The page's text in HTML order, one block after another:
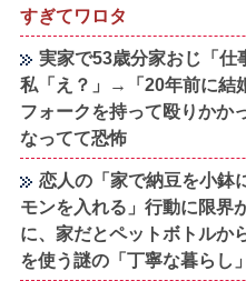
すぎてワロタ
実家で53歳分家おじ「仕
私「え？」→「20年前に結
フォークを持って殴りかか
なってて恐怖
恋人の「家で納豆を小鉢
モンを入れる」行動に限
に、家だとペットボトルか
を使う謎の「丁寧な暮らし